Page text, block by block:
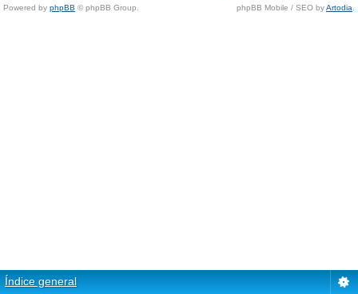
Powered by phpBB © phpBB Group. phpBB Mobile / SEO byArtodia
Índice general